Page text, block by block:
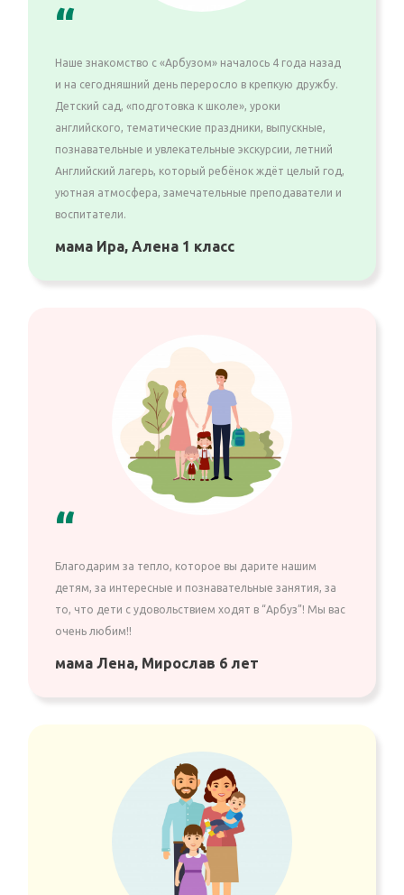
“
Наше знакомство с «Арбузом» началось 4 года назад
и на сегодняшний день переросло в крепкую дружбу.
Детский сад, «подготовка к школе», уроки
английского, тематические праздники, выпускные,
познавательные и увлекательные экскурсии, летний
Английский лагерь, который ребёнок ждёт целый год,
уютная атмосфера, замечательные преподаватели и
воспитатели.
мама Ира, Алена 1 класс
“
Благодарим за тепло, которое вы дарите нашим
детям, за интересные и познавательные занятия, за
то, что дети с удовольствием ходят в “Арбуз”! Мы вас
очень любим!!
мама Лена, Мирослав 6 лет